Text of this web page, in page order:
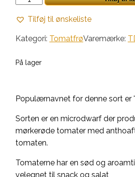
antalTilføj til ønskeliste
Kategori: TomatfrøVaremærke:
På lager
Populærnavnet for denne sort er
Sorten er en microdwarf der
mørkerøde tomater med
tomaten.
Tomaterne har en sød og
velegnet til snack og salat